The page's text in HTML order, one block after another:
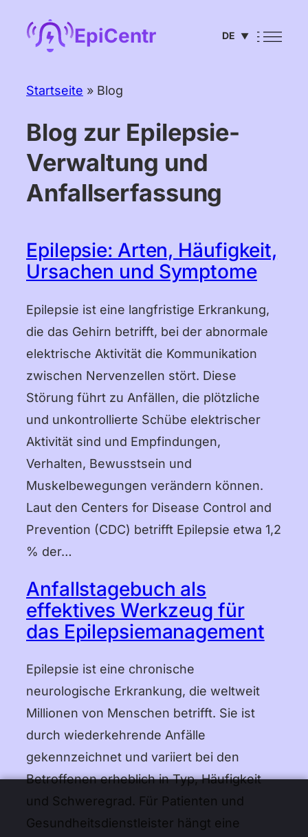
Inhalt
EpiCentr DE ▼
Deutsch
Français
Español
Português
Čeština
Nederlands
Dansk
Suomi
Norsk Bokmål
Polski
日本語
Türkçe
العربية
Bahasa Melayu
Tagalog
עברית
हिन्दी
中文 (中国)
中文 (台灣)
Русский
Startseite » Blog
Blog zur Epilepsie-
Verwaltung und
Anfallserfassung
Epilepsie: Arten, Häufigkeit,
Ursachen und Symptome
Epilepsie ist eine langfristige Erkrankung,
die das Gehirn betrifft, bei der abnormale
elektrische Aktivität die Kommunikation
zwischen Nervenzellen stört. Diese
Störung führt zu Anfällen, die plötzliche
und unkontrollierte Schübe elektrischer
Aktivität sind und Empfindungen,
Verhalten, Bewusstsein und
Muskelbewegungen verändern können.
Laut den Centers for Disease Control and
Prevention (CDC) betrifft Epilepsie etwa 1,2
% der…
Anfallstagebuch als
effektives Werkzeug für
das Epilepsiemanagement
Epilepsie ist eine chronische
neurologische Erkrankung, die weltweit
Millionen von Menschen betrifft. Sie ist
durch wiederkehrende Anfälle
gekennzeichnet und variiert bei den
Betroffenen erheblich in Typ, Häufigkeit
und Schweregrad. Für Patienten und
Gesundheitsdienstleister hängt eine